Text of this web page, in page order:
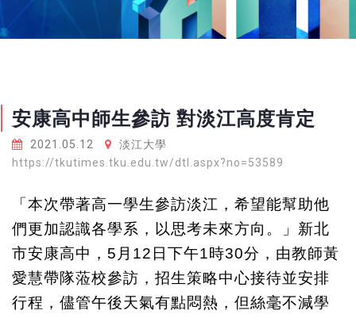
安康高中師生參訪 對淡江高度肯定
2021.05.12
淡江大學
https://tkutimes.tku.edu.tw/dtl.aspx?no=53589
「本次帶著高一學生參訪淡江，希望能幫助他
們更加認識各學系，以思考未來方向。」新北
市安康高中，5月12日下午1時30分，由教師黃
愛慧帶隊蒞校參訪，招生策略中心接待並安排
行程，儘管午後天氣有點悶熱，但絲毫不減學